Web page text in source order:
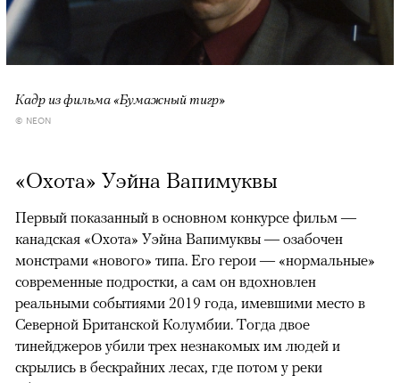
Кадр из фильма «Бумажный тигр»
© NEON
«Охота» Уэйна Вапимуквы
Первый показанный в основном конкурсе фильм —
канадская «Охота» Уэйна Вапимуквы — озабочен
монстрами «нового» типа. Его герои — «нормальные»
современные подростки, а сам он вдохновлен
реальными событиями 2019 года, имевшими место в
Северной Британской Колумбии. Тогда двое
тинейджеров убили трех незнакомых им людей и
скрылись в бескрайних лесах, где потом у реки